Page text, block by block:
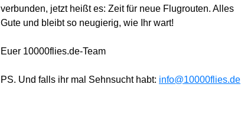
verbunden, jetzt heißt es: Zeit für neue Flugrouten. Alles
Gute und bleibt so neugierig, wie Ihr wart!
Euer 10000flies.de-Team
PS. Und falls ihr mal Sehnsucht habt: info@10000flies.de